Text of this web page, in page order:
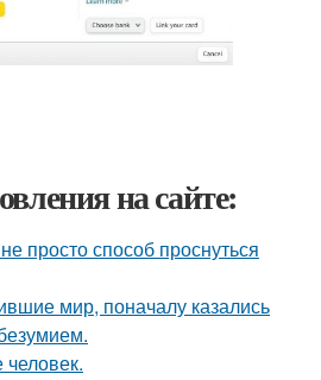
на сайте:
просто способ проснуться
мир, поначалу казались